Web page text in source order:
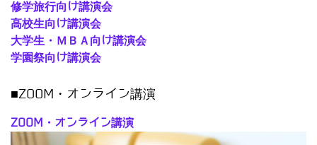
修学旅行向け講演会
高校生向け講演会
大学生・ＭＢＡ向け講演会
学園祭向け講演会
■ZOOM・オンライン講演
ZOOM・オンライン講演